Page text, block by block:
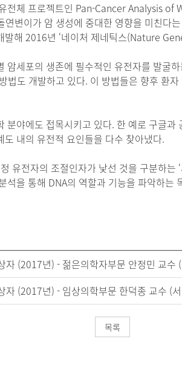
전체 프로젝트인 Pan-Cancer Analysis
변이가 암 생성에 중대한 영향을 미친다
해 2016년 ‘네이처 제네틱스(Nature
암세포의 생존에 필수적인 유전자를 발굴
법도 개발하고 있다. 이 방법들은 향후 환
분야에도 접목시키고 있다. 한 예로 구글
내의 유전적 요인들을 다수 찾아냈다.
유전자의 조절인자가 낯선 것을 구분하는
석을 통해 DNA의 역할과 기능을 파악하는
자 (2017년) - 젊은의학자부문 안정민 교수
자 (2017년) - 임상의학부문 한덕종 교수 (
목록